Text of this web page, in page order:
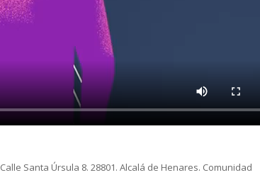
Calle Santa Úrsula 8. 28801. Alcalá de Henares. Comunidad